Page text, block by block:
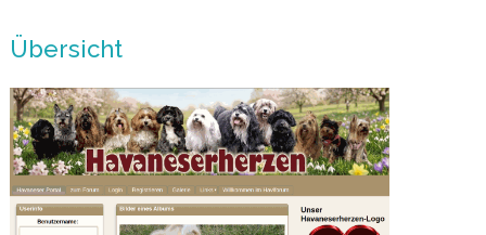
Übersicht